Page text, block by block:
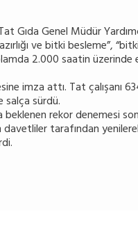
Genel Müdür
ve bitki besleme”,
2.000 saatin üzerinde
imza attı. Tat çalışanı
salça sürdü.
beklenen rekor denemesi
davetliler tarafından